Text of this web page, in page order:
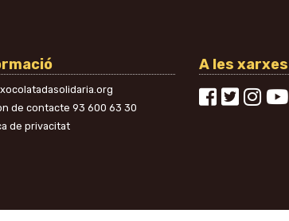
de contacte 93 600 63 30
de privacitat
A les xarxes